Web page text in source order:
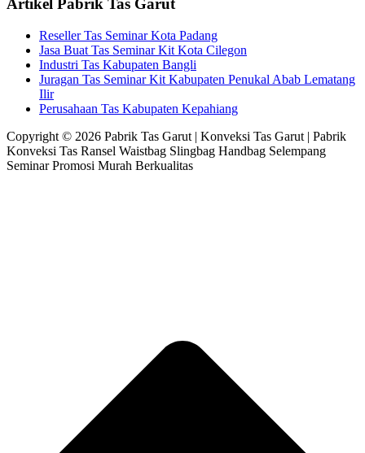
Artikel Pabrik Tas Garut
Reseller Tas Seminar Kota Padang
Jasa Buat Tas Seminar Kit Kota Cilegon
Industri Tas Kabupaten Bangli
Juragan Tas Seminar Kit Kabupaten Penukal Abab Lematang
Ilir
Perusahaan Tas Kabupaten Kepahiang
Copyright © 2026 Pabrik Tas Garut | Konveksi Tas Garut | Pabrik
Konveksi Tas Ransel Waistbag Slingbag Handbag Selempang
Seminar Promosi Murah Berkualitas